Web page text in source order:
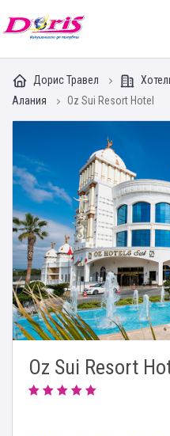
Doris -
Дорис Травел
Алания
Oz Sui Resort Hotel
Oz Sui Resort